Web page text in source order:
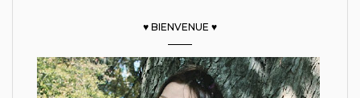
♥ BIENVENUE ♥